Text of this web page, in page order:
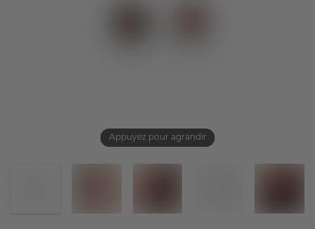
Appuyez pour agrandir